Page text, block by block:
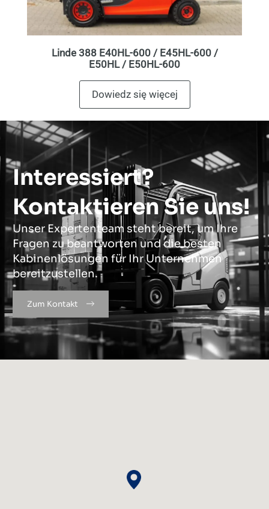
Linde 388 E40HL-600 / E45HL-600 /
E50HL / E50HL-600
Dowiedz się więcej
Interessiert?
Kontaktieren Sie uns!
Unser Expertenteam steht bereit, um Ihre
Fragen zu beantworten und die besten
Kabinenlösungen für Ihr Unternehmen
bereitzustellen.
Zum Kontakt